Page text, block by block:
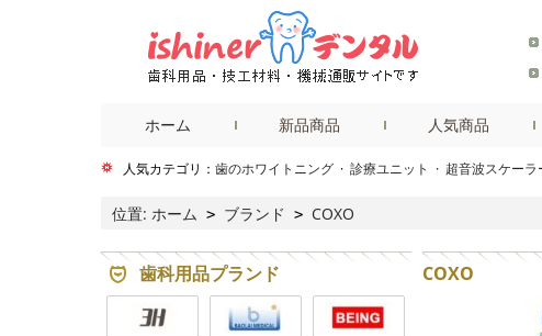
ホーム 新品商品 人気商品
人気カテゴリ： 歯のホワイトニング · 診療ユニット · 超音波スケーラ
位置: ホーム > ブランド > COXO
COXO
歯科用品プランド